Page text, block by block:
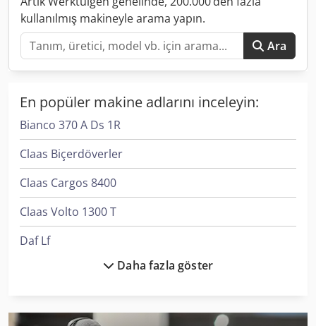
kullanılmış makineyle arama yapın.
Ara
En popüler makine adlarını inceleyin:
Bianco 370 A Ds 1R
Claas Biçerdöverler
Claas Cargos 8400
Claas Volto 1300 T
Daf Lf
Doosan Dx140Lcr-5Daha fazla göster